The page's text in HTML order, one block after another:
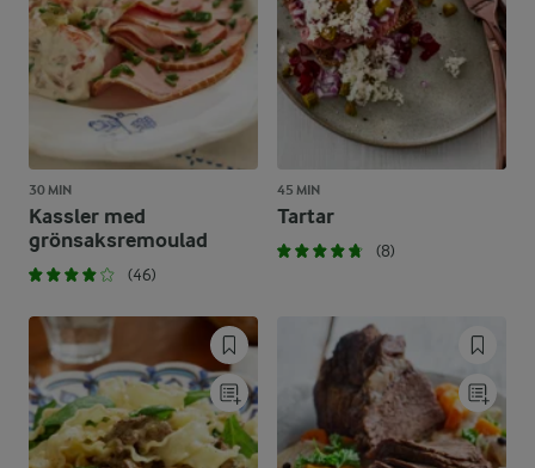
30 MIN
Kassler med
grönsaksremoulad
(46)
45 MIN
Tartar
(8)